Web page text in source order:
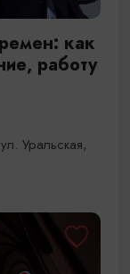
как
работу
Уральская,